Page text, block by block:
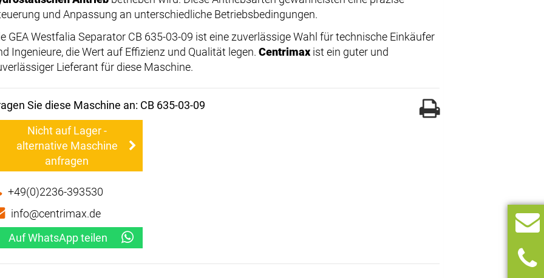
und Anpassung an unterschiedliche Betriebsbedingungen.
GEA Westfalia Separator CB 635-03-09 ist eine zuverlässige Wahl für technische Einkäufer
Ingenieure, die Wert auf Effizienz und Qualität legen. Centrimax ist ein guter und
Lieferant für diese Maschine.
Sie diese Maschine an: CB 635-03-09
Nicht auf Lager -
alternative Maschine
anfragen
+49(0)2236-393530
info@centrimax.de
Auf WhatsApp teilen